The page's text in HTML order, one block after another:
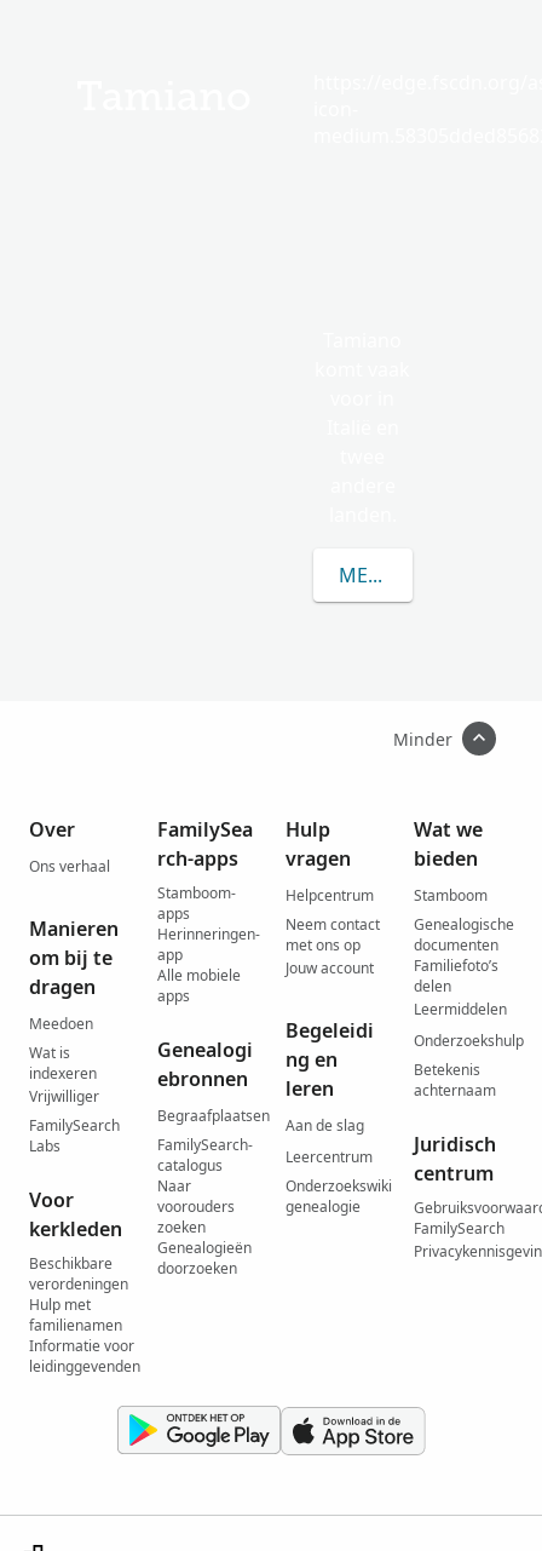
MEER OVER TAMIANO
Minder
Over
Ons verhaal
Manieren
om bij te
dragen
Meedoen
Wat is
indexeren
Vrijwilliger
FamilySearch
Labs
Voor
kerkleden
Beschikbare
verordeningen
Hulp met
familienamen
Informatie voor
leidinggevenden
FamilySea
rch-apps
Stamboom-
apps
Herinneringen-
app
Alle mobiele
apps
Genealogi
ebronnen
Begraafplaatsen
FamilySearch-
catalogus
Naar
voorouders
zoeken
Genealogieën
doorzoeken
Hulp
vragen
Helpcentrum
Neem contact
met ons op
Jouw account
Begeleidi
ng en
leren
Aan de slag
Leercentrum
Onderzoekswiki
genealogie
Wat we
bieden
Stamboom
Genealogische
documenten
Familiefoto’s
delen
Leermiddelen
Onderzoekshulp
Betekenis
achternaam
Juridisch
centrum
FamilySearch